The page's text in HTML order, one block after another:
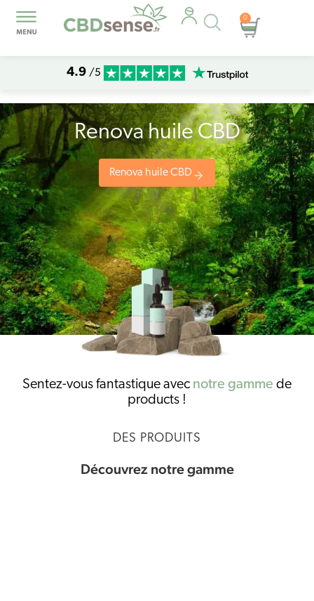
Recherche
de
produits
0
Panier
4.9 /5
Renova huile CBD
Renova huile CBD
Sentez-vous fantastique avec notre gamme de
products !
DES PRODUITS
Découvrez notre gamme